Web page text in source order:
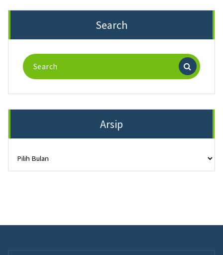
Search
Search
for:
Arsip